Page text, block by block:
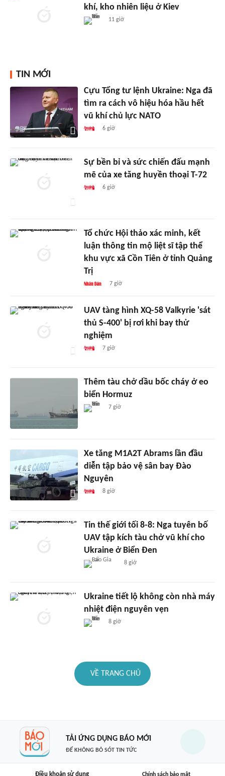
khí, kho nhiên liệu ở Kiev
11 giờ
TIN MỚI
Cựu Tổng tư lệnh Ukraine: Nga đã
tìm ra cách vô hiệu hóa hầu hết
vũ khí chủ lực NATO
6 giờ
Sự bền bỉ và sức chiến đấu mạnh
mẽ của xe tăng huyền thoại T-72
6 giờ
Tổ chức Hội thảo xác minh, kết
luận thông tin mộ liệt sĩ tập thể
khu vực xã Cồn Tiên ở tỉnh Quảng
Trị
7 giờ
UAV tàng hình XQ-58 Valkyrie 'sát
thủ S-400' bị rơi khi bay thử
nghiệm
7 giờ
Thêm tàu chở dầu bốc cháy ở eo
biển Hormuz
7 giờ
Xe tăng M1A2T Abrams lần đầu
diễn tập bảo vệ sân bay Đào
Nguyên
8 giờ
Tin thế giới tối 8-8: Nga tuyên bố
UAV tập kích tàu chở vũ khí cho
Ukraine ở Biển Đen
8 giờ
Ukraine tiết lộ không còn nhà máy
nhiệt điện nguyên vẹn
8 giờ
VỀ TRANG CHỦ
TẢI ỨNG DỤNG BÁO MỚI
ĐỂ KHÔNG BỎ SÓT TIN TỨC
Điều khoản sử dụng Chính sách bảo mật